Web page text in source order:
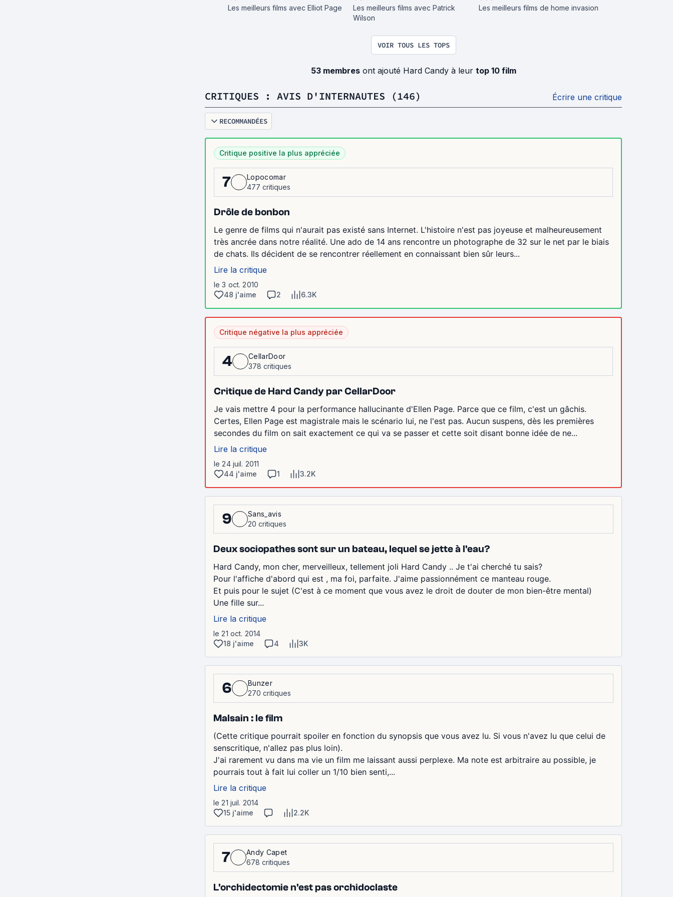
Les meilleurs films avec Elliot Page
Les meilleurs films avec Patrick
Wilson
Les meilleurs films de home invasion
VOIR TOUS LES TOPS
53 membresont ajouté Hard Candy à leur top 10 film
CRITIQUES : AVIS D'INTERNAUTES (146) Écrire une critique
RECOMMANDÉES
Critique positive la plus appréciée
7
Lopocomar
477 critiques
Drôle de bonbon
Le genre de films qui n'aurait pas existé sans Internet. L'histoire n'est pas joyeuse et malheureusement
très ancrée dans notre réalité. Une ado de 14 ans rencontre un photographe de 32 sur le net par le biais
de chats. Ils décident de se rencontrer réellement en connaissant bien sûr leurs...
Lire la critique
le 3 oct. 2010
48 j'aime
2 6.3K
Critique négative la plus appréciée
4
CellarDoor
378 critiques
Critique de Hard Candy par CellarDoor
Je vais mettre 4 pour la performance hallucinante d'Ellen Page. Parce que ce film, c'est un gâchis.
Certes, Ellen Page est magistrale mais le scénario lui, ne l'est pas. Aucun suspens, dès les premières
secondes du film on sait exactement ce qui va se passer et cette soit disant bonne idée de ne...
Lire la critique
le 24 juil. 2011
44 j'aime
1 3.2K
9
Sans_avis
20 critiques
Deux sociopathes sont sur un bateau, lequel se jette à l'eau?
Hard Candy, mon cher, merveilleux, tellement joli Hard Candy .. Je t'ai cherché tu sais?
Pour l'affiche d'abord qui est , ma foi, parfaite. J'aime passionnément ce manteau rouge.
Et puis pour le sujet (C'est à ce moment que vous avez le droit de douter de mon bien-être mental)
Une fille sur...
Lire la critique
le 21 oct. 2014
18 j'aime
4 3K
6
Bunzer
270 critiques
Malsain : le film
(Cette critique pourrait spoiler en fonction du synopsis que vous avez lu. Si vous n'avez lu que celui de
senscritique, n'allez pas plus loin).
J'ai rarement vu dans ma vie un film me laissant aussi perplexe. Ma note est arbitraire au possible, je
pourrais tout à fait lui coller un 1/10 bien senti,...
Lire la critique
le 21 juil. 2014
15 j'aime
2.2K
7
Andy Capet
678 critiques
L'orchidectomie n'est pas orchidoclaste